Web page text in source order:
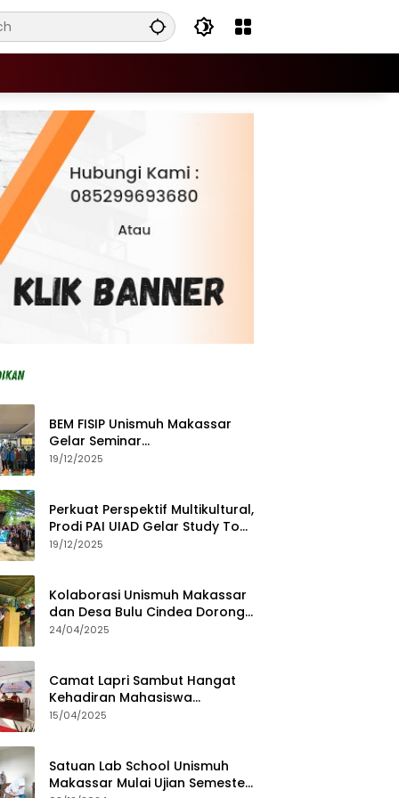
BEM FISIP Unismuh Makassar
Gelar Seminar
Keperempuanan, Bahas
19/12/2025
Perkuat Perspektif Multikultural,
Prodi PAI UIAD Gelar Study Tour
ke Kajang
19/12/2025
Kolaborasi Unismuh Makassar
dan Desa Bulu Cindea Dorong
Sentra Garam Industri
24/04/2025
Camat Lapri Sambut Hangat
Kehadiran Mahasiswa
PoltekMu
15/04/2025
Satuan Lab School Unismuh
Makassar Mulai Ujian Semester,